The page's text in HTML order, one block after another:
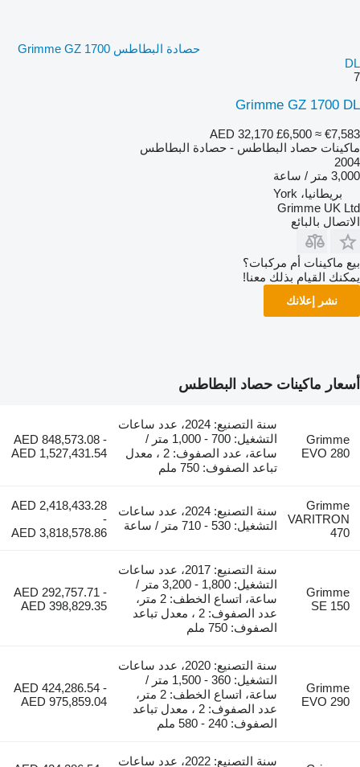
حصادة البطاطس Grimme GZ 1700
DL
7
Grimme GZ 1700 DL
AED 32,170 £6,500 ≈ €7,583
ماكينات حصاد البطاطس - حصادة البطاطس
2004
3,000 متر / ساعة
بريطانيا، York
Grimme UK Ltd
الاتصال بالبائع
بيع ماكينات أم مركبات؟
يمكنك القيام بذلك معنا!
نشر إعلانك
أسعار ماكينات حصاد البطاطس
Grimme
EVO 280
سنة التصنيع: 2024، عدد ساعات
التشغيل: 700 - 1,000 متر /
ساعة، عدد الصفوف: 2 ، معدل
تباعد الصفوف: 750 ملم
AED 848,573.08 -
AED 1,527,431.54
Grimme
VARITRON
470
سنة التصنيع: 2024، عدد ساعات
التشغيل: 530 - 710 متر / ساعة
AED 2,418,433.28
-
AED 3,818,578.86
Grimme
SE 150
سنة التصنيع: 2017، عدد ساعات
التشغيل: 1,800 - 3,200 متر /
ساعة، اتساع الخطف: 2 متر،
عدد الصفوف: 2 ، معدل تباعد
الصفوف: 750 ملم
AED 292,757.71 -
AED 398,829.35
Grimme
EVO 290
سنة التصنيع: 2020، عدد ساعات
التشغيل: 360 - 1,500 متر /
ساعة، اتساع الخطف: 2 متر،
عدد الصفوف: 2 ، معدل تباعد
الصفوف: 240 - 580 ملم
AED 424,286.54 -
AED 975,859.04
سنة التصنيع: 2022، عدد ساعات